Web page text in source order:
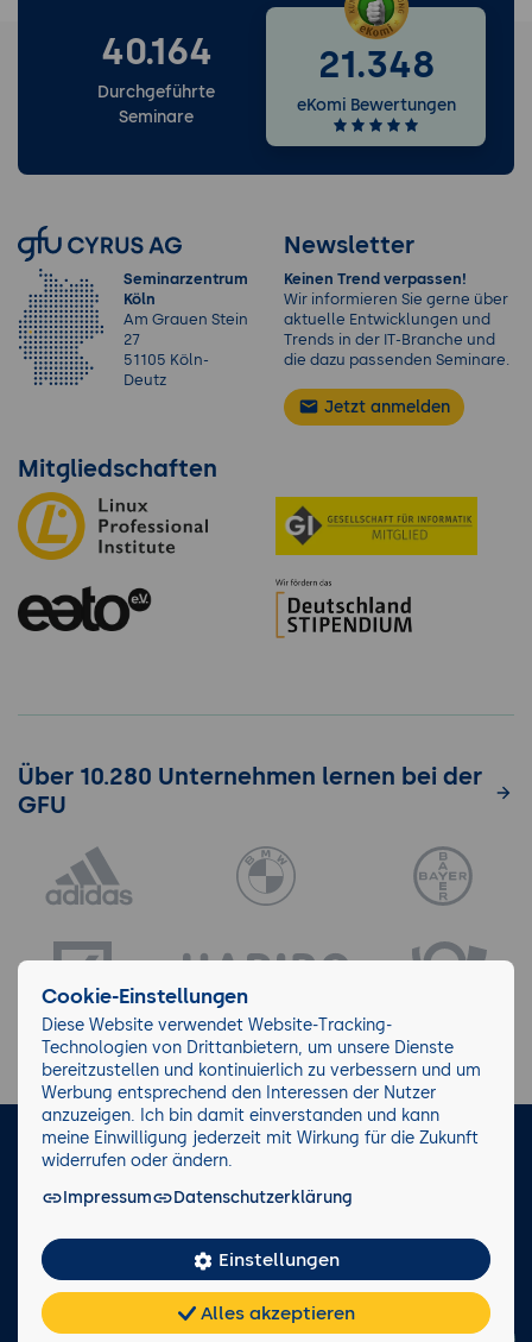
40.164
Durchgeführte
Seminare
21.348
eKomi Bewertungen
Seminarzentrum
Köln
Am Grauen Stein
27
51105 Köln-
Deutz
Newsletter
Keinen Trend verpassen!
Wir informieren Sie gerne über
aktuelle Entwicklungen und
Trends in der IT-Branche und
die dazu passenden Seminare.
Jetzt anmelden
Mitgliedschaften
Über 10.280 Unternehmen lernen bei der
GFU
LinkedIn Facebook
Facts
0221 82 80 90
Rückruf anfordern
Teilen FAQ Cookies
Cookie-Einstellungen
Diese Website verwendet Website-Tracking-
Technologien von Drittanbietern, um unsere Dienste
bereitzustellen und kontinuierlich zu verbessern und um
Werbung entsprechend den Interessen der Nutzer
anzuzeigen. Ich bin damit einverstanden und kann
meine Einwilligung jederzeit mit Wirkung für die Zukunft
widerrufen oder ändern.
Impressum
Datenschutzerklärung
Einstellungen
Alles akzeptieren